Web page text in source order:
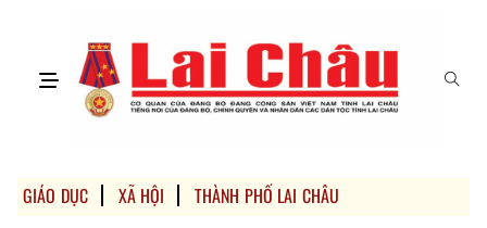
GIÁO DỤC XÃ HỘI THÀNH PHỐ LAI CHÂU